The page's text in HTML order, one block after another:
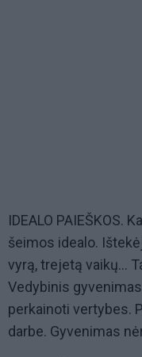
IDEALO PAIEŠKOS.
šeimos idealo.
vyrą, trejetą vaikų...
Vedybinis
perkainoti vertybes.
darbe. Gyvenimas